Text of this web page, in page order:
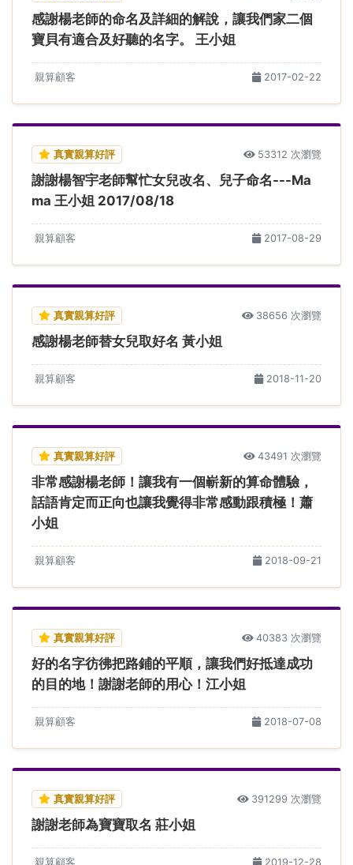
感謝楊老師的命名及詳細的解說，讓我們家二個
寶貝有適合及好聽的名字。 王小姐
親算顧客 2017-02-22
真實親算好評 53312 次瀏覽
謝謝楊智宇老師幫忙女兒改名、兒子命名---Ma
ma 王小姐 2017/08/18
親算顧客 2017-08-29
真實親算好評 38656 次瀏覽
感謝楊老師替女兒取好名 黃小姐
親算顧客 2018-11-20
真實親算好評 43491 次瀏覽
非常感謝楊老師！讓我有一個嶄新的算命體驗，
話語肯定而正向也讓我覺得非常感動跟積極！蕭
小姐
親算顧客 2018-09-21
真實親算好評 40383 次瀏覽
好的名字彷彿把路鋪的平順，讓我們好抵達成功
的目的地！謝謝老師的用心！江小姐
親算顧客 2018-07-08
真實親算好評 391299 次瀏覽
謝謝老師為寶寶取名 莊小姐
親算顧客 2019-12-28